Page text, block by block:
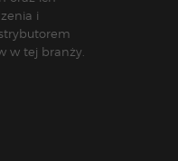
i
w tej branży.